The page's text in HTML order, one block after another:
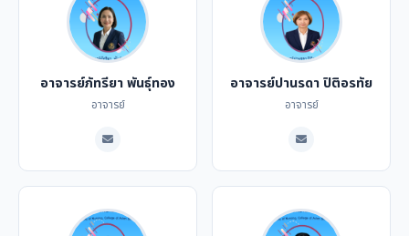
อาจารย์ภัทรียา พันธุ์ทอง
อาจารย์
อาจารย์ปานรดา ปิติอรทัย
อาจารย์